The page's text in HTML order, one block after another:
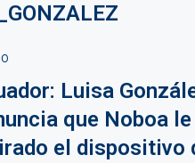
Luisa
que Noboa le
el dispositivo